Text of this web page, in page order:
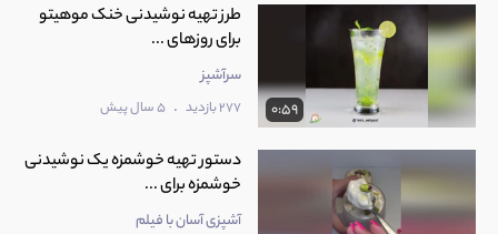
0:59
طرز تهیه نوشیدنی خنک موهیتو
برای روزهای ...
سرآشپز
277 بازدید . 5 سال پیش
دستور تهیه خوشمزه یک نوشیدنی
خوشمزه برای ...
آشپزی آسان با فیلم